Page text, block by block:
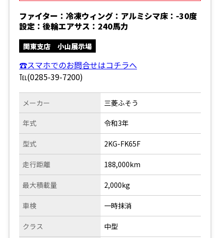
ファイター：冷凍ウィング：アルミシマ床：-30度
設定：後輪エアサス：240馬力
関東支店 小山展示場
☎スマホでのお問合せはコチラへ
℡(0285-39-7200)
メーカー
年式
型式
走行距離
三菱ふそう
令和3年
2KG-FK65F
188,000km
最大積載量
車検
クラス
2,000kg
一時抹消
中型